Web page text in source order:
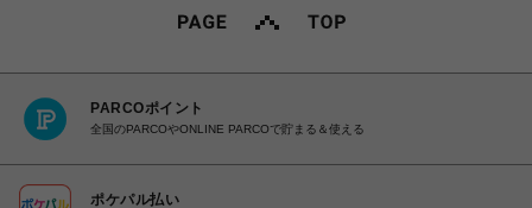
PARCOポイント
全国のPARCOやONLINE PARCOで貯まる＆使える
ポケパル払い